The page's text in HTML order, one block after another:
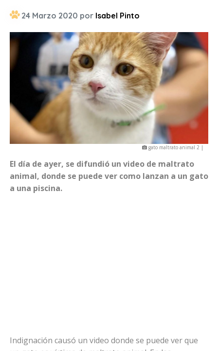
24 Marzo 2020 por Isabel Pinto
gato maltrato animal 2 |
El día de ayer, se difundió un video de maltrato
animal, donde se puede ver como lanzan a un gato
a una piscina.
Indignación causó un video donde se puede ver que